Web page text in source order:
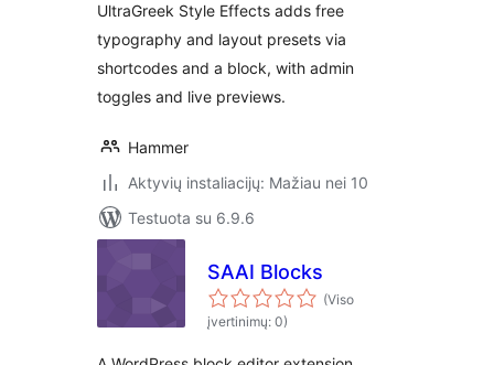
UltraGreek Style Effects adds free
typography and layout presets via
shortcodes and a block, with admin
toggles and live previews.
Hammer
Aktyvių instaliacijų: Mažiau nei 10
Testuota su 6.9.6
SAAI Blocks
(Viso
įvertinimų: 0)